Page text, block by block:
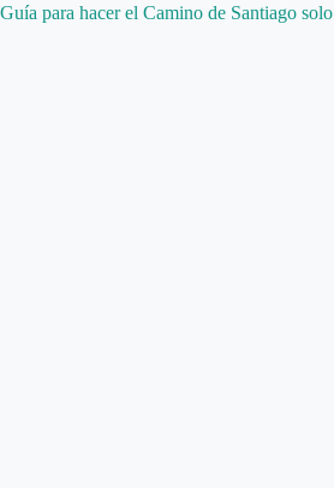
Guía para hacer el Camino de Santiago solo